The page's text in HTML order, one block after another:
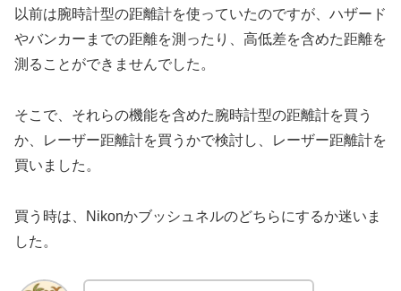
以前は腕時計型の距離計を使っていたのですが、ハザード
やバンカーまでの距離を測ったり、高低差を含めた距離を
測ることができませんでした。
そこで、それらの機能を含めた腕時計型の距離計を買う
か、レーザー距離計を買うかで検討し、レーザー距離計を
買いました。
買う時は、Nikonかブッシュネルのどちらにするか迷いま
した。